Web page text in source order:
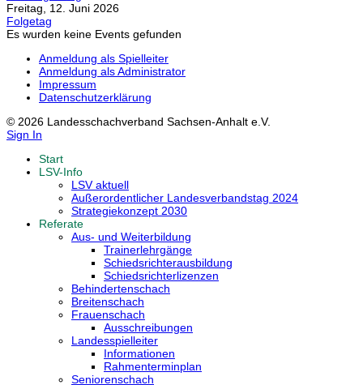
Freitag, 12. Juni 2026
Folgetag
Es wurden keine Events gefunden
Anmeldung als Spielleiter
Anmeldung als Administrator
Impressum
Datenschutzerklärung
© 2026 Landesschachverband Sachsen-Anhalt e.V.
Sign In
Start
LSV-Info
LSV aktuell
Außerordentlicher Landesverbandstag 2024
Strategiekonzept 2030
Referate
Aus- und Weiterbildung
Trainerlehrgänge
Schiedsrichterausbildung
Schiedsrichterlizenzen
Behindertenschach
Breitenschach
Frauenschach
Ausschreibungen
Landesspielleiter
Informationen
Rahmenterminplan
Seniorenschach